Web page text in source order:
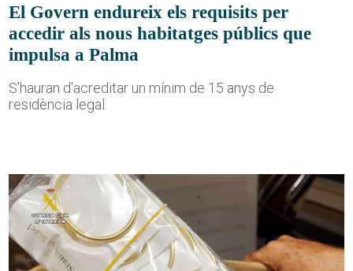
El Govern endureix els requisits per
accedir als nous habitatges públics que
impulsa a Palma
S'hauran d'acreditar un mínim de 15 anys de
residència legal